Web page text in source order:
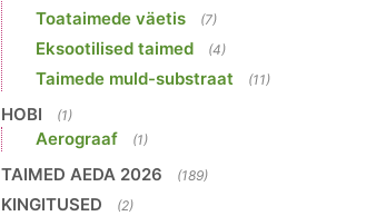
Toataimede väetis (7)
Eksootilised taimed (4)
Taimede muld-substraat (11)
HOBI (1)
Aerograaf (1)
TAIMED AEDA 2026 (189)
KINGITUSED (2)